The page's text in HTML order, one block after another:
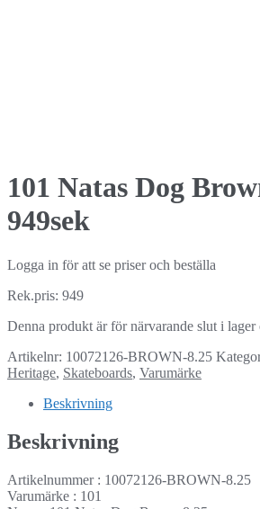
101 Natas Dog
949sek
Logga in för att se priser och beställa
Rek.pris: 949
Denna produkt är för närvarande slut i
Artikelnr: 10072126-BROWN-8.25
Heritage, Skateboards, Varumärke
Beskrivning
Beskrivning
Artikelnummer : 10072126-BROWN-8.25
Varumärke : 101